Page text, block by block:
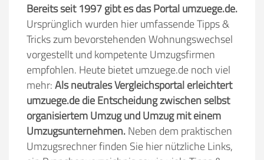
Bereits seit 1997 gibt es das Portal umzuege.de.
Ursprünglich wurden hier umfassende Tipps &
Tricks zum bevorstehenden Wohnungswechsel
vorgestellt und kompetente Umzugsfirmen
empfohlen. Heute bietet umzuege.de noch viel
mehr:Als neutrales Vergleichsportal erleichtert
umzuege.de die Entscheidung zwischen selbst
organisiertem Umzug und Umzug mit einem
Umzugsunternehmen.Neben dem praktischen
Umzugsrechner finden Sie hier nützliche Links,